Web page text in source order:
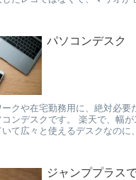
パソコンデスク
クや在宅勤務用に、絶対必要
楽天で、幅が115cmもあって、
て広々と使えるデスクなのに
ジャンププラス